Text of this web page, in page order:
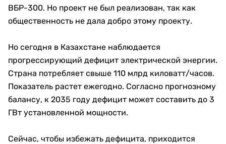
ВБР-300. Но проект не был реализован, так как
общественность не дала добро этому проекту.
Но сегодня в Казахстане наблюдается
прогрессирующий дефицит электрической энергии.
Страна потребляет свыше 110 млрд киловатт/часов.
Показатель растет ежегодно. Согласно прогнозному
балансу, к 2035 году дефицит может составить до 3
ГВт установленной мощности.
Сейчас, чтобы избежать дефицита, приходится